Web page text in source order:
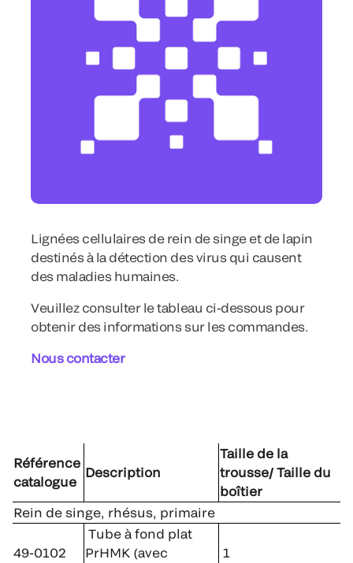
Lignées cellulaires de rein de singe et de lapin
destinés à la détection des virus qui causent
des maladies humaines.
Veuillez consulter le tableau ci-dessous pour
obtenir des informations sur les commandes.
Nous contacter
Référence
catalogue
Description
Taille de la
trousse/ Taille du
boîtier
Rein de singe, rhésus, primaire
49-0102
Tube à fond plat
PrHMK (avec
1